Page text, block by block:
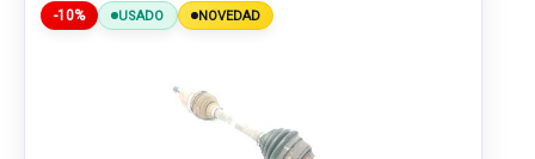
-10% USADO NOVEDAD